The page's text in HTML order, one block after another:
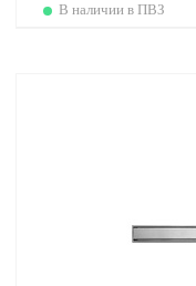
В наличии в ПВЗ